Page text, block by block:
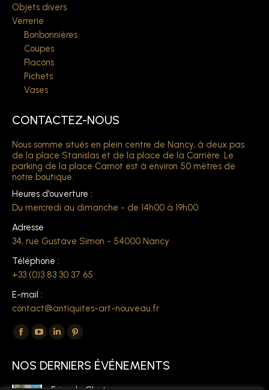
Objets divers
Verrerie
Bonbonnières
Coupes
Flacons
Pichets
Vases
CONTACTEZ-NOUS
Nous somme situés en plein centre de Nancy, à deux pas
de la place Stanislas et de la place de la Carrière. Le
parking de la place Carnot est à environ 50 mètres de
notre boutique.
Heures d'ouverture :
Du mercredi au dimanche - de 14h00 à 19h00
Adresse
34, rue Gustave Simon - 54000 Nancy
Téléphone :
+33 (0)3 83 30 37 65
E-mail :
contact@antiquites-art-nouveau.fr
Trouvez nous sur :
La
Facebook
s'ouvre
La
YouTube
s'ouvre
La
LinkedIn
s'ouvre
La
Pinterest
s'ouvre
NOS DERNIERS ÉVÉNEMENTS